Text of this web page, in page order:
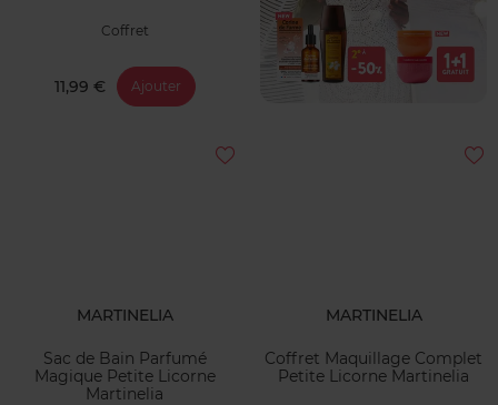
Coffret
11,99 € Ajouter
MARTINELIA
Sac de Bain Parfumé
Magique Petite Licorne
Martinelia
MARTINELIA
Coffret Maquillage Complet
Petite Licorne Martinelia